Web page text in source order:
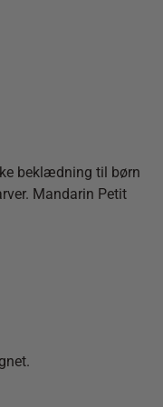
beklædning til børn
Mandarin Petit